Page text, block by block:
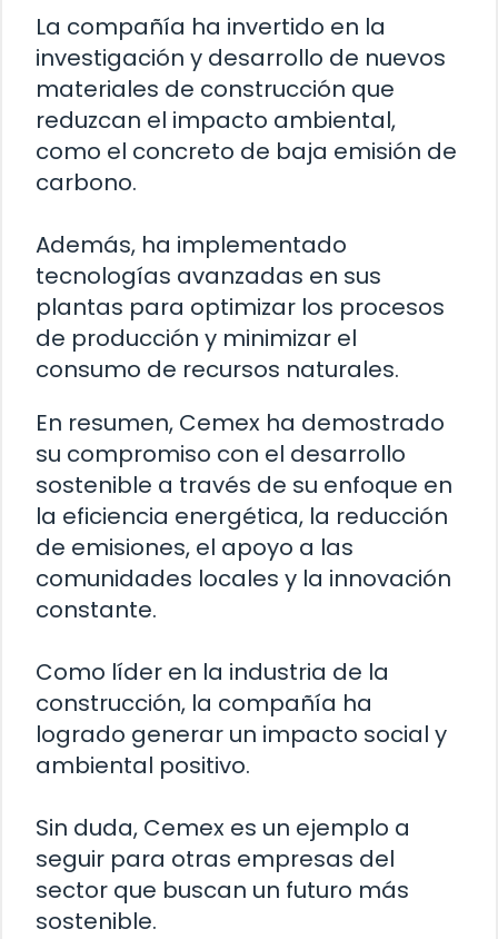
La compañía ha invertido en la
investigación y desarrollo de nuevos
materiales de construcción que
reduzcan el impacto ambiental,
como el concreto de baja emisión de
carbono.
Además, ha implementado
tecnologías avanzadas en sus
plantas para optimizar los procesos
de producción y minimizar el
consumo de recursos naturales.
En resumen, Cemex ha demostrado
su compromiso con el desarrollo
sostenible a través de su enfoque en
la eficiencia energética, la reducción
de emisiones, el apoyo a las
comunidades locales y la innovación
constante.
Como líder en la industria de la
construcción, la compañía ha
logrado generar un impacto social y
ambiental positivo.
Sin duda, Cemex es un ejemplo a
seguir para otras empresas del
sector que buscan un futuro más
sostenible.